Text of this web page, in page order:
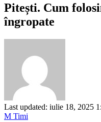
Pitești. Cum
îngropate
Last updated: iulie 18, 2025
M Timi